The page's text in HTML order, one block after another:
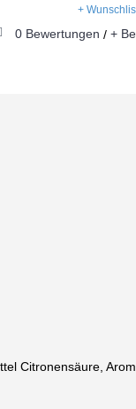
+
0 Bewertungen / +
Citronensäure,